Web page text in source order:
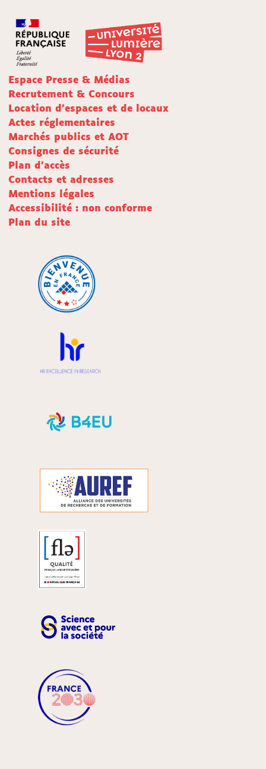
Espace Presse & Médias
Recrutement & Concours
Location d'espaces et de locaux
Actes réglementaires
Marchés publics et AOT
Consignes de sécurité
Plan d'accès
Contacts et adresses
Mentions légales
Accessibilité : non conforme
Plan du site